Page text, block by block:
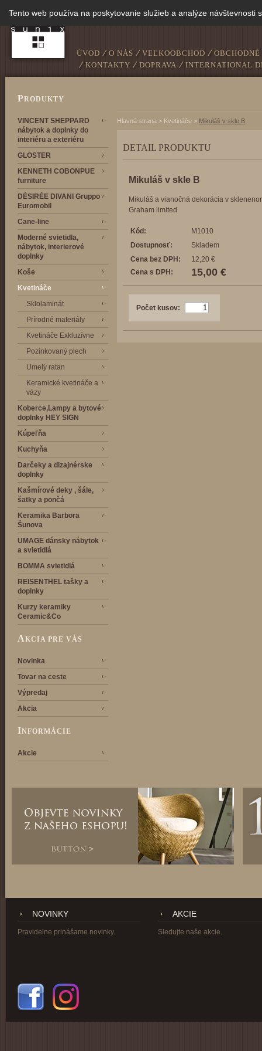
ÚVOD O NÁS VEĽKOOBCHOD
KONTAKTY
DOPRAVA INTERNATIONAL
PRODUKTY
VINCENT SHEPPARD
nábytok a doplnky do
interiéru a exteriéru
GLOSTER
KENNETH COBONPUE
furniture
DÉSIRÉE DIVANI Gruppo
Euromobil
Cane-line
Moderné svietidla,
nábytok, interierové
doplnky
Koše
Kvetináče
Sklolaminát
Prírodné materiály
Kvetináče Exkluzívne
Pozinkovaný plech
Umelý ratan
Keramické kvetináče a
vázy
Koberce,Lampy a bytové
doplnky HEY SIGN
Kúpeľňa
Kuchyňa
Darčeky a dizajnérske
doplnky
Kašmírové deky , šále,
šatky a pončá
Keramika Barbora
Šunova
UMAGE dánsky nábytok
a svietidlá
BOMMA svietidlá
REISENTHEL tašky a
doplnky
Kurzy keramiky
Ceramic&Co
AKCIA PRE VÁS
Novinka
Tovar na ceste
Výpredaj
Akcia
INFORMÁCIE
Akcie
Hlavná strana > Kvetináče > Mikuláš v skle B
DETAIL PRODUKTU
Mikuláš v skle B
Mikuláš a vianočná dekorácia v
Graham limited
Kód:
M1010
Dostupnosť:
Skladem
Cena bez DPH:
12,20 €
Cena s DPH:
15,00 €
Počet kusov:
NOVINKY
Pravidelne prinášame novinky.
AKCIE
Sledujte naše akcie.
Tento web používa na poskytovanie služieb a analýze návštevnosti